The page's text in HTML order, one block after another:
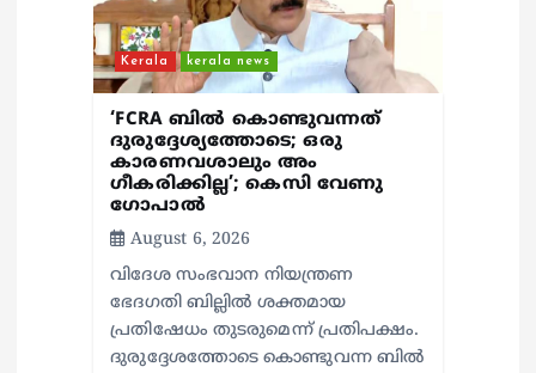
Kerala kerala news
‘FCRA ബിൽ കൊണ്ടുവന്നത്
ദുരുദ്ദേശ്യത്തോടെ; ഒരു
കാരണവശാലും അം​
ഗീകരിക്കില്ല’; കെസി വേണു​
ഗോപാൽ
August 6, 2026
വിദേശ സംഭവാന നിയന്ത്രണ
ഭേദഗതി ബില്ലിൽ ശക്തമായ
പ്രതിഷേധം തുടരുമെന്ന് പ്രതിപക്ഷം.
ദുരുദ്ദേശത്തോടെ കൊണ്ടുവന്ന ബിൽ